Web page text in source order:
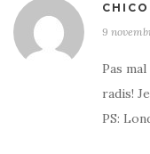
9
Pas
radis!
PS: